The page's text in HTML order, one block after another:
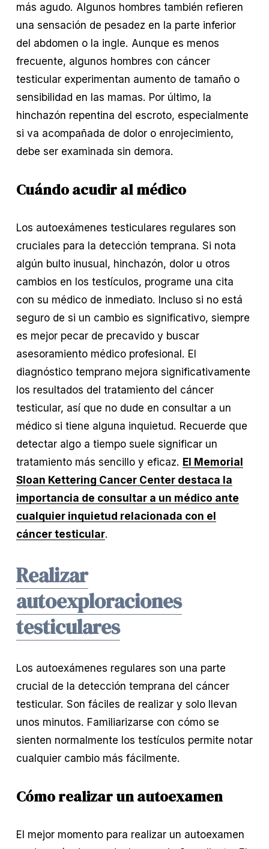
más agudo. Algunos hombres también refieren
una sensación de pesadez en la parte inferior
del abdomen o la ingle. Aunque es menos
frecuente, algunos hombres con cáncer
testicular experimentan aumento de tamaño o
sensibilidad en las mamas. Por último, la
hinchazón repentina del escroto, especialmente
si va acompañada de dolor o enrojecimiento,
debe ser examinada sin demora.
Cuándo acudir al médico
Los autoexámenes testiculares regulares son
cruciales para la detección temprana. Si nota
algún bulto inusual, hinchazón, dolor u otros
cambios en los testículos, programe una cita
con su médico de inmediato. Incluso si no está
seguro de si un cambio es significativo, siempre
es mejor pecar de precavido y buscar
asesoramiento médico profesional. El
diagnóstico temprano mejora significativamente
los resultados del tratamiento del cáncer
testicular, así que no dude en consultar a un
médico si tiene alguna inquietud. Recuerde que
detectar algo a tiempo suele significar un
tratamiento más sencillo y eficaz. El Memorial
Sloan Kettering Cancer Center destaca la
importancia de consultar a un médico ante
cualquier inquietud relacionada con el
cáncer testicular.
Realizar
autoexploraciones
testiculares
Los autoexámenes regulares son una parte
crucial de la detección temprana del cáncer
testicular. Son fáciles de realizar y solo llevan
unos minutos. Familiarizarse con cómo se
sienten normalmente los testículos permite notar
cualquier cambio más fácilmente.
Cómo realizar un autoexamen
El mejor momento para realizar un autoexamen